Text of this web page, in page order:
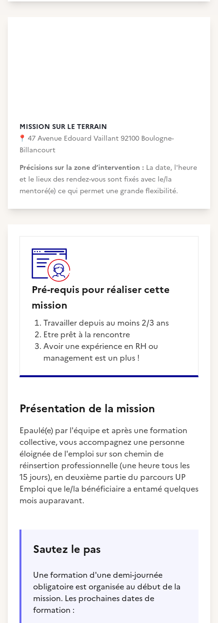
MISSION SUR LE TERRAIN
📍 47 Avenue Edouard Vaillant 92100 Boulogne-
Billancourt
Précisions sur la zone d’intervention : La date, l'heure
et le lieux des rendez-vous sont fixés avec le/la
mentoré(e) ce qui permet une grande flexibilité.
Pré-requis pour réaliser cette
mission
Travailler depuis au moins 2/3 ans
Etre prêt à la rencontre
Avoir une expérience en RH ou
management est un plus !
Présentation de la mission
Epaulé(e) par l'équipe et après une formation
collective, vous accompagnez une personne
éloignée de l'emploi sur son chemin de
réinsertion professionnelle (une heure tous les
15 jours), en deuxième partie du parcours UP
Emploi que le/la bénéficiaire a entamé quelques
mois auparavant.
Sautez le pas
Une formation d'une demi-journée
obligatoire est organisée au début de la
mission. Les prochaines dates de
formation :